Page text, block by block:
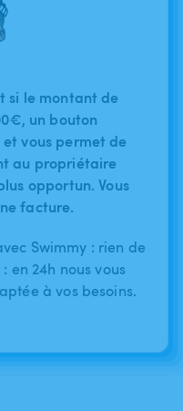
si le montant de
un bouton
vous permet de
au propriétaire
opportun. Vous
facture.
Swimmy : rien de
en 24h nous vous
à vos besoins.